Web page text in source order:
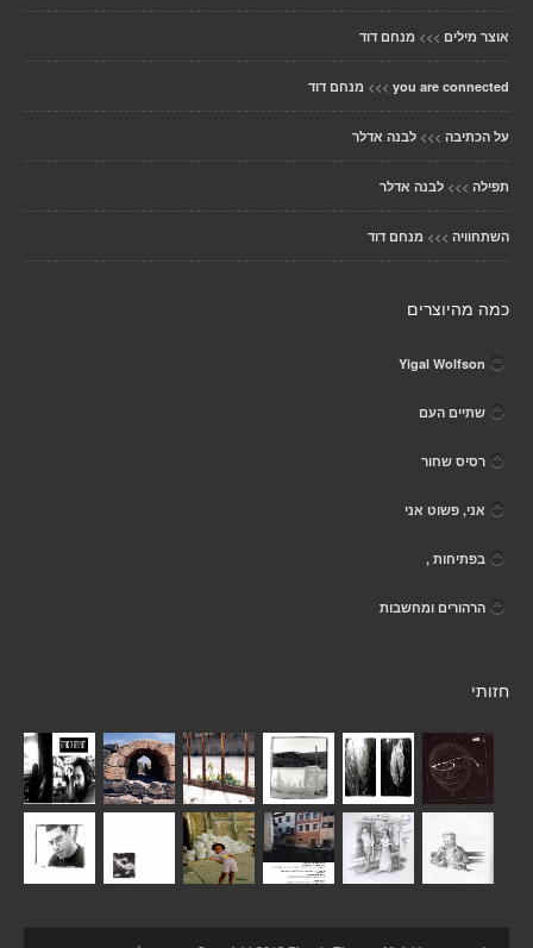
אוצר מילים >>> מנחם דוד
you are connected
>>> מנחם דוד
על הכתיבה >>> לבנה אדלר
תפילה >>> לבנה אדלר
השתחוויה >>> מנחם דוד
כמה מהיוצרים
Yigal Wolfson
שתיים העם
רסיס שחור
אני, פשוט אני
בפתיחות ,
הרהורים ומחשבות
חזותי